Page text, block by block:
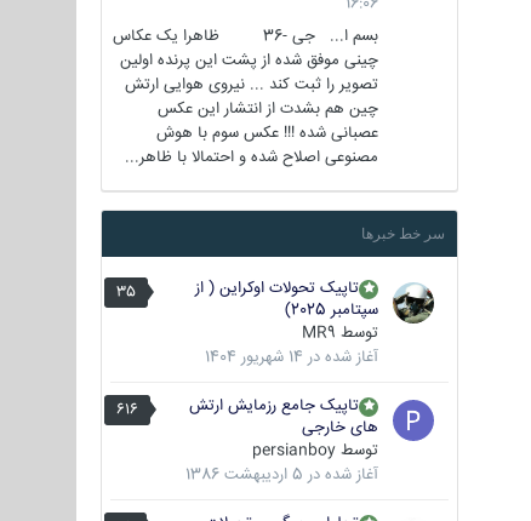
بسم ا... جی -36 ظاهرا یک عکاس
چینی موفق شده از پشت این پرنده اولین
تصویر را ثبت کند ... نیروی هوایی ارتش
چین هم بشدت از انتشار این عکس
عصبانی شده !!! عکس سوم با هوش
مصنوعی اصلاح شده و احتمالا با ظاهر...
سر خط خبرها
35
تاپیک تحولات اوکراین ( از
سپتامبر 2025)
توسط MR9
آغاز شده در 14 شهریور 1404
616
تاپیک جامع رزمایش ارتش
های خارجی
توسط persianboy
آغاز شده در 5 اردیبهشت 1386